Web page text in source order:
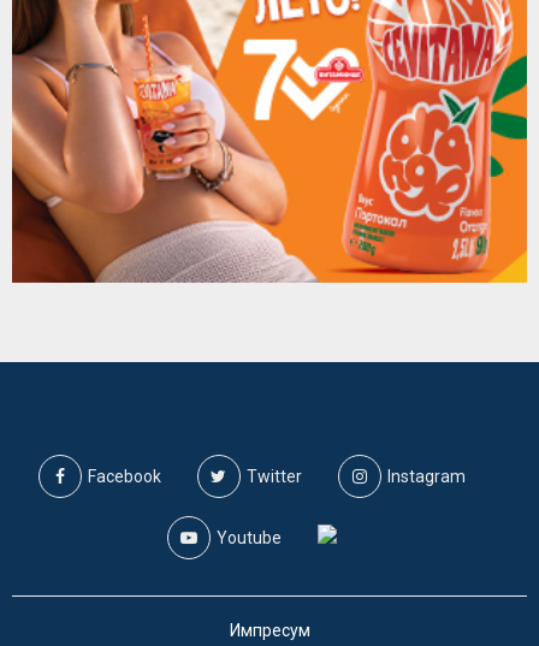
Facebook Twitter Instagram
Youtube
Импресум